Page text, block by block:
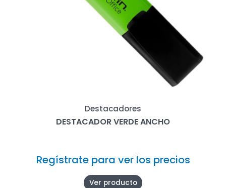
Destacadores
DESTACADOR VERDE ANCHO
Regístrate para ver los precios
Ver producto